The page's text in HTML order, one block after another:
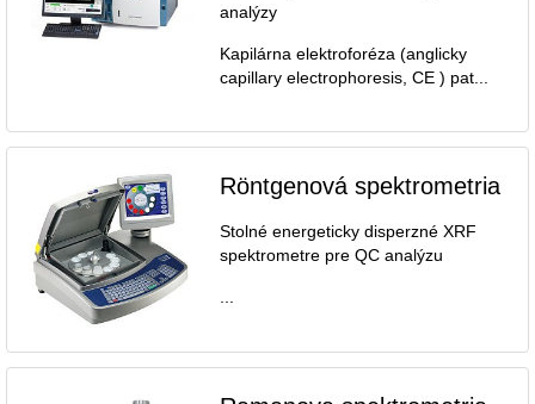
analýzy
Kapilárna elektroforéza (anglicky
capillary electrophoresis, CE ) pat...
Röntgenová spektrometria
Stolné energeticky disperzné XRF
spektrometre pre QC analýzu